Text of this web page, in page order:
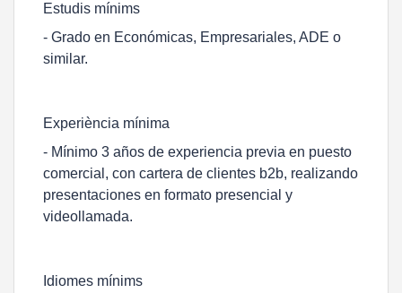
Estudis mínims
- Grado en Económicas, Empresariales, ADE o
similar.
Experiència mínima
- Mínimo 3 años de experiencia previa en puesto
comercial, con cartera de clientes b2b, realizando
presentaciones en formato presencial y
videollamada.
Idiomes mínims